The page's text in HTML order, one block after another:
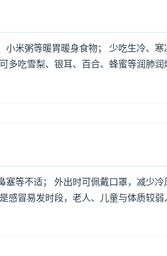
米粥等暖胃暖身食物； 少吃生冷、
多吃雪梨、银耳、百合、蜂蜜等润肺
等不适； 外出时可佩戴口罩，减少
冒易发时段，老人、儿童与体质较弱